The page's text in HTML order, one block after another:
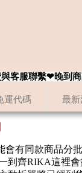
運代碼 最新
客服聯繫❤晚到